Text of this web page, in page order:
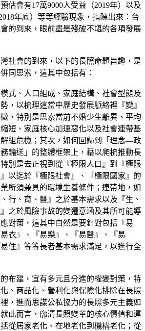
估會有17萬9000人受益（2019年）以及
年底）等等經驗現象，指陳出來：台
的到來，眼前盡是殘破不堪的各項發展
社會的到來，以下的長照命題旨趣，是
同思索，這其中包括有：
式、人口組成、家庭結構、社會型態及
，以梳理這當中歷史發展脈絡裡『變』
，特別是思索當前不婚少生離異、平均
短、家庭核心加速惡化以及社會連帶基
組危機；其次，如何回歸到「理念—政
送」的整體框架上，藉以爬梳推動長
別是去正視到從『極限人口』到『極限
以迄於『極限社會』、『極限國家』的
所須兼具的環境生養條件；連帶地，如
行、育、醫』之於基本需求以及『生、
之於風險事故的變遷意涵及其所可能導
對策，這其中自然是要針對包括『易
衣』、『易樂』、『易醫』、『易
住』等等長者基本需求滿足，以進行全
布建，宜有多元且分進的權變對策，特
、商品化、營利化與保險化排除在長照
，進而思謀公私協力的長照多元主義如
此而言，廓清長照變革的核心價值和運
從居家老化、在地老化到機構老化；從